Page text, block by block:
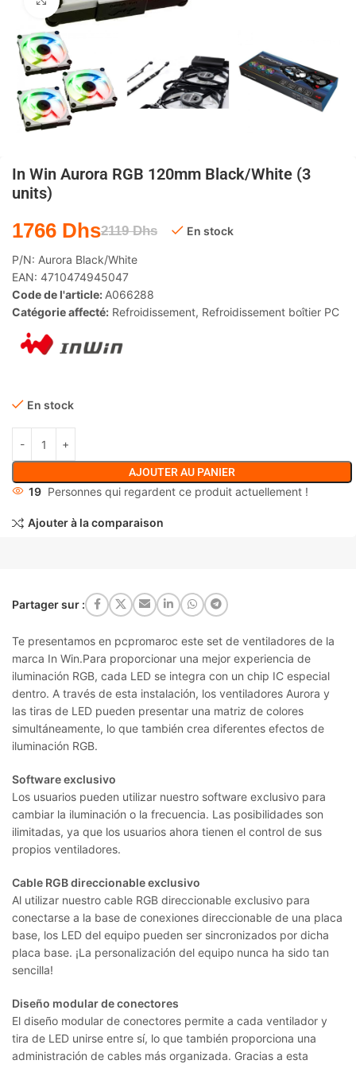
In Win Aurora RGB 120mm Black/White (3
units)
2119Dhs
1766 Dhs En stock
P/N: Aurora Black/White
EAN: 4710474945047
Code de l'article: A066288
Catégorie affecté: Refroidissement, Refroidissement boîtier PC
En stock
AJOUTER AU PANIER
19 Personnes qui regardent ce produit actuellement !
Ajouter à la comparaison
Partager sur :
Te presentamos en pcpromaroc este set de ventiladores de la
marca In Win.Para proporcionar una mejor experiencia de
iluminación RGB, cada LED se integra con un chip IC especial
dentro. A través de esta instalación, los ventiladores Aurora y
las tiras de LED pueden presentar una matriz de colores
simultáneamente, lo que también crea diferentes efectos de
iluminación RGB.
Software exclusivo
Los usuarios pueden utilizar nuestro software exclusivo para
cambiar la iluminación o la frecuencia. Las posibilidades son
ilimitadas, ya que los usuarios ahora tienen el control de sus
propios ventiladores.
Cable RGB direccionable exclusivo
Al utilizar nuestro cable RGB direccionable exclusivo para
conectarse a la base de conexiones direccionable de una placa
base, los LED del equipo pueden ser sincronizados por dicha
placa base. ¡La personalización del equipo nunca ha sido tan
sencilla!
Diseño modular de conectores
El diseño modular de conectores permite a cada ventilador y
tira de LED unirse entre sí, lo que también proporciona una
administración de cables más organizada. Gracias a esta